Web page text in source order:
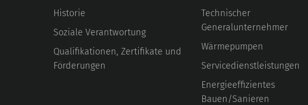
Historie
Soziale Verantwortung
Qualifikationen, Zertifikate und
Förderungen
Technischer
Generalunternehmer
Wärmepumpen
Servicedienstleistungen
Energieeffizientes
Bauen/Sanieren